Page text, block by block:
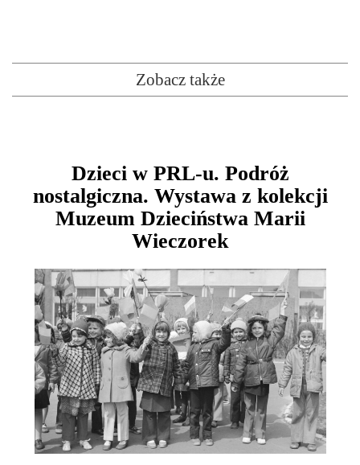
Zobacz także
Dzieci w PRL-u. Podróż
nostalgiczna. Wystawa z kolekcji
Muzeum Dzieciństwa Marii
Wieczorek